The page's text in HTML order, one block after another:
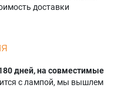
доставки
дней, на совместимые
с лампой, мы вышлем